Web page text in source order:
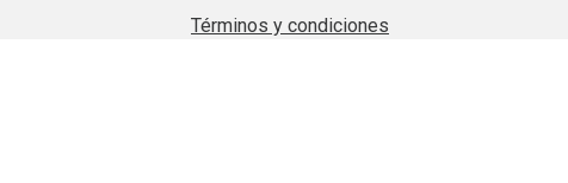
Términos y condiciones